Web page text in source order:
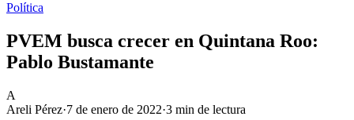
Política
PVEM busca crecer en Quintana Roo:
Pablo Bustamante
A
Areli Pérez·7 de enero de 2022·3 min de lectura